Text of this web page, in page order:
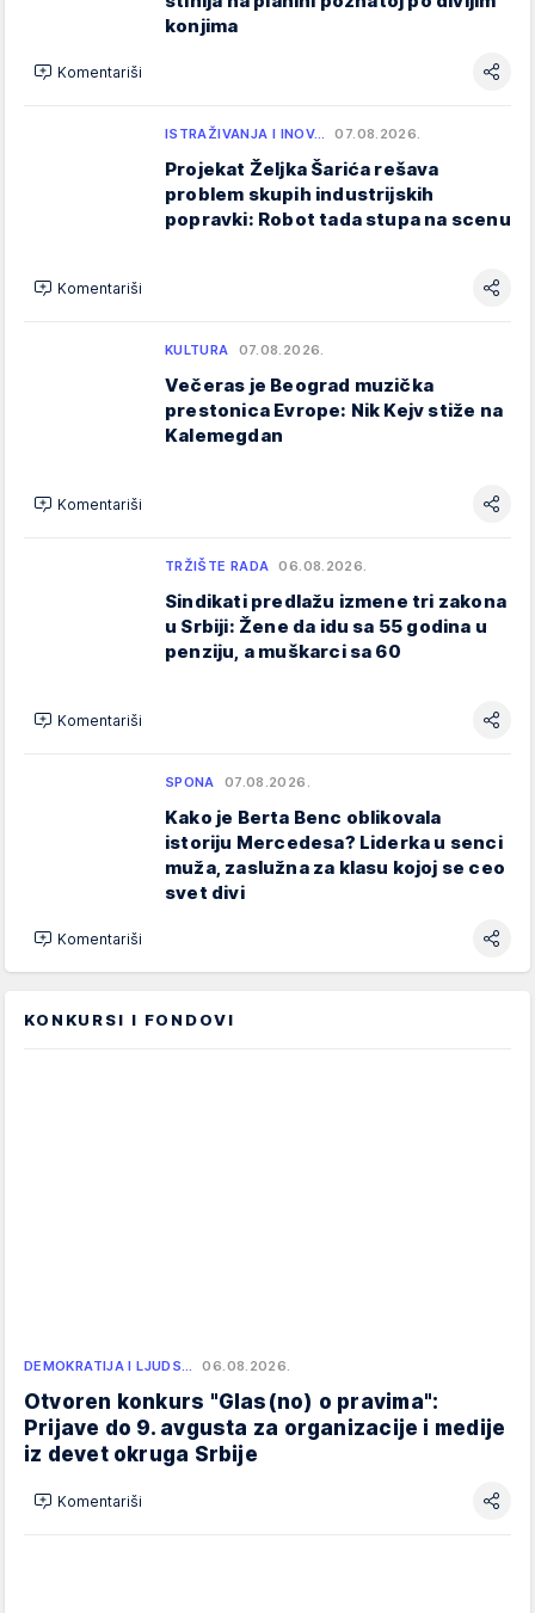
konjima
Komentariši
ISTRAŽIVANJA I INOV… 07.08.2026.
Projekat Željka Šarića rešava
problem skupih industrijskih
popravki: Robot tada stupa na scenu
Komentariši
KULTURA 07.08.2026.
Večeras je Beograd muzička
prestonica Evrope: Nik Kejv stiže na
Kalemegdan
Komentariši
TRŽIŠTE RADA 06.08.2026.
Sindikati predlažu izmene tri zakona
u Srbiji: Žene da idu sa 55 godina u
penziju, a muškarci sa 60
Komentariši
SPONA 07.08.2026.
Kako je Berta Benc oblikovala
istoriju Mercedesa? Liderka u senci
muža, zaslužna za klasu kojoj se ceo
svet divi
Komentariši
KONKURSI I FONDOVI
DEMOKRATIJA I LJUDS… 06.08.2026.
Otvoren konkurs "Glas(no) o pravima":
Prijave do 9. avgusta za organizacije i medije
iz devet okruga Srbije
Komentariši